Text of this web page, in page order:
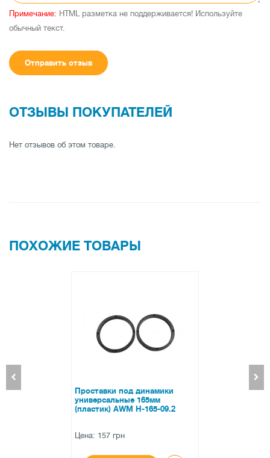
Примечание: HTML разметка не поддерживается! Используйте
обычный текст.
Отправить отзыв
ОТЗЫВЫ ПОКУПАТЕЛЕЙ
Нет отзывов об этом товаре.
ПОХОЖИЕ ТОВАРЫ
Акустика Calcell CP-625C